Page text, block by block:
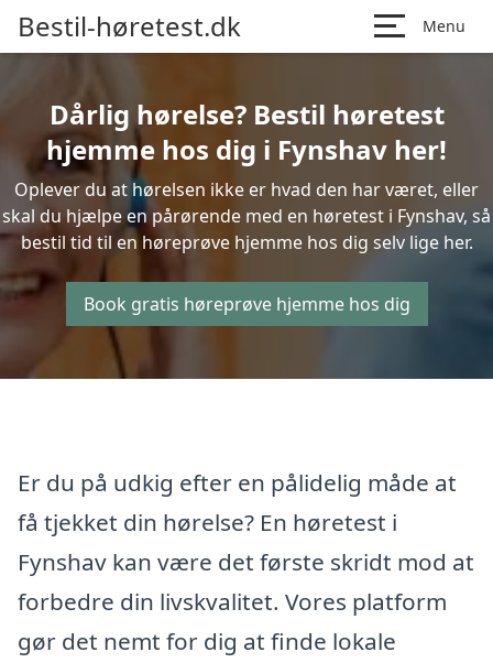
Bestil-høretest.dk Menu
Dårlig hørelse? Bestil høretest
hjemme hos dig i Fynshav her!
Oplever du at hørelsen ikke er hvad den har været, eller
skal du hjælpe en pårørende med en høretest i Fynshav, så
bestil tid til en høreprøve hjemme hos dig selv lige her.
Book gratis høreprøve hjemme hos dig
Er du på udkig efter en pålidelig måde at
få tjekket din hørelse? En høretest i
Fynshav kan være det første skridt mod at
forbedre din livskvalitet. Vores platform
gør det nemt for dig at finde lokale